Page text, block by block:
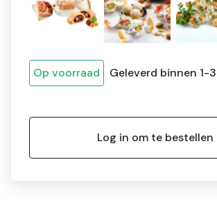
Op voorraad Geleverd binnen 1-
Log in om te bestellen